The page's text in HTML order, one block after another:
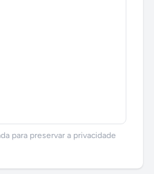
para preservar a privacidade